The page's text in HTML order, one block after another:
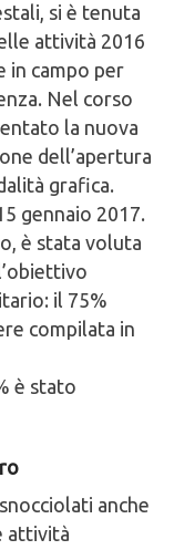
si è tenuta
attività 2016
in campo per
Nel corso
la nuova
dell’apertura
grafica.
gennaio 2017.
è stata voluta
il 75%
compilata in
è stato
anche
attività